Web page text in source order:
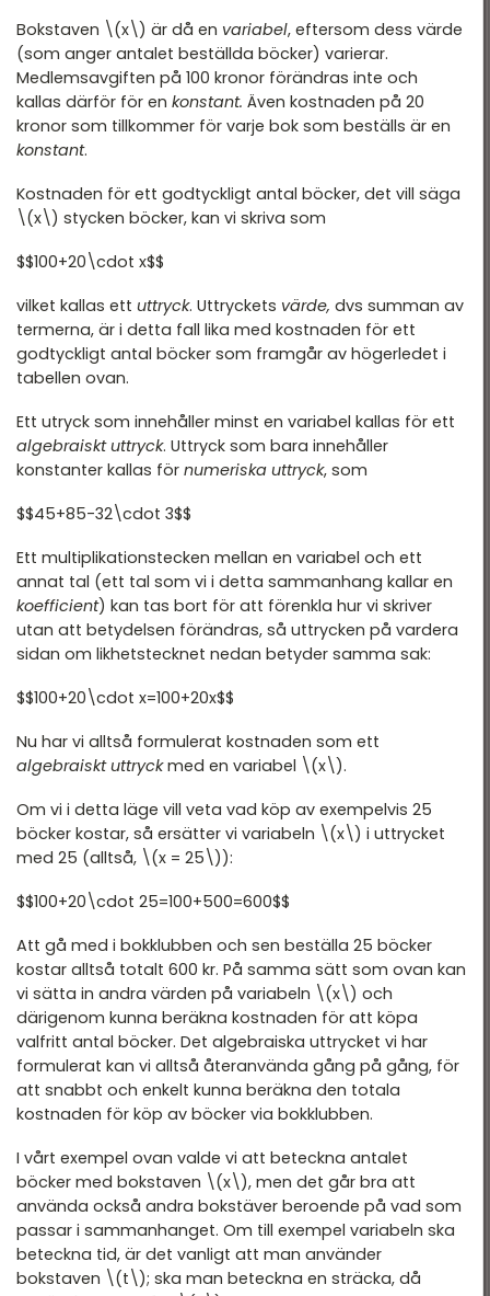
Bokstaven \(x\) är då en variabel, eftersom dess värde
(som anger antalet beställda böcker) varierar.
Medlemsavgiften på 100 kronor förändras inte och
kallas därför för en konstant. Även kostnaden på 20
kronor som tillkommer för varje bok som beställs är en
konstant.
Kostnaden för ett godtyckligt antal böcker, det vill säga
\(x\) stycken böcker, kan vi skriva som
$$100+20\cdot x$$
vilket kallas ett uttryck. Uttryckets värde, dvs summan av
termerna, är i detta fall lika med kostnaden för ett
godtyckligt antal böcker som framgår av högerledet i
tabellen ovan.
Ett utryck som innehåller minst en variabel kallas för ett
algebraiskt uttryck. Uttryck som bara innehåller
konstanter kallas för numeriska uttryck, som
$$45+85-32\cdot 3$$
Ett multiplikationstecken mellan en variabel och ett
annat tal (ett tal som vi i detta sammanhang kallar en
koefficient) kan tas bort för att förenkla hur vi skriver
utan att betydelsen förändras, så uttrycken på vardera
sidan om likhetstecknet nedan betyder samma sak:
$$100+20\cdot x=100+20x$$
Nu har vi alltså formulerat kostnaden som ett
algebraiskt uttryckmed en variabel \(x\).
Om vi i detta läge vill veta vad köp av exempelvis 25
böcker kostar, så ersätter vi variabeln \(x\) i uttrycket
med 25 (alltså, \(x = 25\)):
$$100+20\cdot 25=100+500=600$$
Att gå med i bokklubben och sen beställa 25 böcker
kostar alltså totalt 600 kr. På samma sätt som ovan kan
vi sätta in andra värden på variabeln \(x\) och
därigenom kunna beräkna kostnaden för att köpa
valfritt antal böcker. Det algebraiska uttrycket vi har
formulerat kan vi alltså återanvända gång på gång, för
att snabbt och enkelt kunna beräkna den totala
kostnaden för köp av böcker via bokklubben.
I vårt exempel ovan valde vi att beteckna antalet
böcker med bokstaven \(x\), men det går bra att
använda också andra bokstäver beroende på vad som
passar i sammanhanget. Om till exempel variabeln ska
beteckna tid, är det vanligt att man använder
bokstaven \(t\); ska man beteckna en sträcka, då